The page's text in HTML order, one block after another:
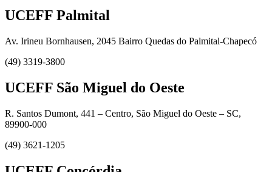
UCEFF Palmital
Av. Irineu Bornhausen, 2045 Bairro Quedas do Palmital-Chapecó
(49) 3319-3800
UCEFF São Miguel do Oeste
R. Santos Dumont, 441 – Centro, São Miguel do Oeste – SC,
89900-000
(49) 3621-1205